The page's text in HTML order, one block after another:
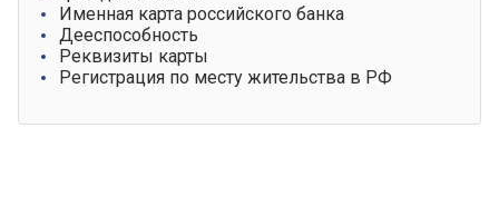
Именная карта российского банка
Дееспособность
Реквизиты карты
Регистрация по месту жительства в РФ